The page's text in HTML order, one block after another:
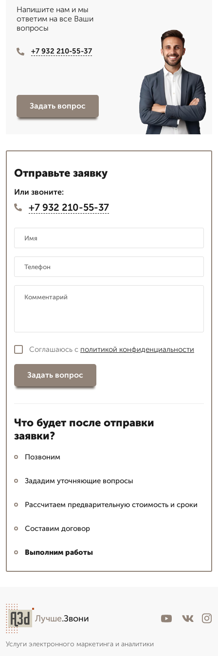
Напишите нам и мы
ответим на все Ваши
вопросы
+7 932 210-55-37
Задать вопрос
Отправьте заявку
Или звоните:
+7 932 210-55-37
Соглашаюсь с политикой конфиденциальности
Задать вопрос
Что будет после отправки
заявки?
Позвоним
Зададим уточняющие вопросы
Рассчитаем предварительную стоимость и сроки
Составим договор
Выполним работы
Лучше.Звони
Услуги электронного маркетинга и аналитики